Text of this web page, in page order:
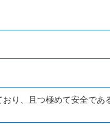
り、且つ極めて安全で